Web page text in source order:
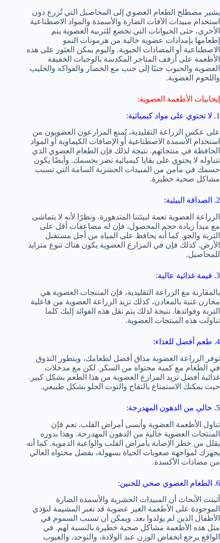
يشير مصطلح الطعام العضوي إلى المحاصيل التي تُزرع دون
استخدام مبيدات الآفات الضارة والأسمدة والمواد الاصطناعية
الأخرى، حتى الحيوانات التي تخضع للتربية العضوية يتم
إطعامها بإمدادات عضوية خالية من هرمونات النمو
الاصطناعية أو المضادات الحيوية. واليوم يمكن العثور على هذه
الأطعمة على أرفف المتاجر المكدسة بالوجبات الخفيفة
العضوية والحبوب جنبًا إلى جنب مع الخضار والفواكه والحليب
واللحوم العضوية.
إيجابيات الأطعمة العضوية:
1. لا تحتوي على مواد كيميائية:
على عكس الزراعة التقليدية، يُمنع المزارعون العضويون من
استخدام الأسمدة الاصطناعية أو الإضافات الكيماوية أو المواد
الحافظة في منتجاتهم. نتيجة لذلك فإن الطعام العضوي الذي
تتناوله لا يحتوي على بقايا كيميائية تضر بجسمك. وأيضًا يكون
جسمك في مأمن من المبيدات الحشرية السامة التي تسبب
مشاكل صحية خطيرة.
2. الصداقة البيئية:
الزراعة العضوية نعمة لبيئتنا المتدهورة. ونظرًا لأنه لا يتماشى
مع مبدأ زيادة حجم المحصول، فإن له مضاعفات أقل على
التربة والجو. كما أنه يحافظ على المياه من أجل مستقبل
الأرض. كذلك فإن في المزارع العضوية يكون هناك تنوع متزايد
للمحاصيل.
3. قيمة غذائية عالية:
بالمقارنة مع الزراعة التقليدية، فإن المنتجات العضوية هي
مخازن غنية بالمعادن، كذلك تزيد الزراعة العضوية من فاعلية
التربة وفوائدها. نتيجة لذلك يتم نقل هذه الفوائد إليك كلما
تناولت هذه المنتجات العضوية.
4. طعم أفضل للغذاء:
توفر الزراعة العضوية مذاق أفضل لطعامك، ويتطور التذوق
في الطعام مع كمية محتواه من السكر. لكن مع مدخلات
غذائية أفضل تزيد المزارع العضوية من هذا الطعم بشكل كبير.
حيث يمكنك الاستمتاع بالتفاح والتوت الحلو بشكل طبيعي.
5. خالي من الدهون المهدرجة:
تناول الأطعمة العضوية وأنسى أمراض القلب. نعم فإن
المنتجات العضوية خالية من الدهون المهدرجة. وهذا بدوره
يقلل من خطر الإصابة بأمراض القلب والواعية الدموية. كما أنه
يجهزك لمواجهة صعوبات الحياة بسهولة، بفضل محتواه العالي
من مضادات الأكسدة.
6. الطعام العضوي صحي للجنين:
أثبتت الأبحاث أن المبيدات الحشرية والأسمدة الضارة
الموجودة على الأطعمة الغير عضوية قد تعبر المشيمة لتؤذي
الأطفال الذين لم يولدوا بعد. ويمكن أن تسبب السموم في
مثل هذه الأطعمة مشاكل صحية خطيرة بالنسبة لهم. في
الواقع يرجع انخفاض الوزن عند الولادة، والتوحد، والعيوب